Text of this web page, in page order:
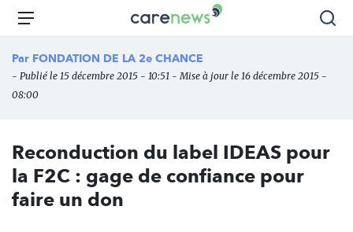
Aller
principal
Carenews,
média
des
Menu
Par FONDATION DE LA 2e CHANCE
- Publié le 15 décembre 2015 - 10:51 - Mise à jour le 16 décembre 2015 -
08:00
Reconduction du label IDEAS pour
la F2C : gage de confiance pour
faire un don